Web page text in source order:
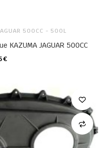
500CC - 500L
KAZUMA JAGUAR 500CC
€